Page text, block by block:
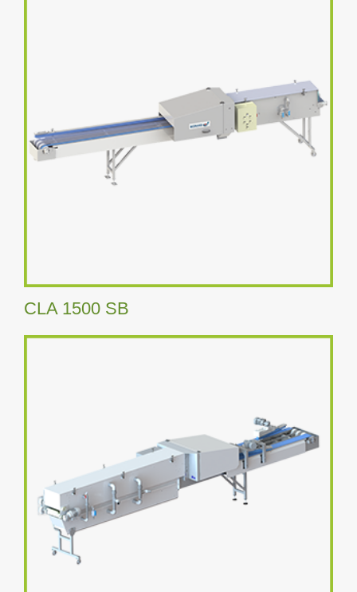
CLA 1500 SB